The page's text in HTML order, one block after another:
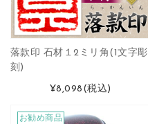
落款印 石材１2ミリ角(1文字彫
刻)
¥8,098 (税込)
お勧め商品